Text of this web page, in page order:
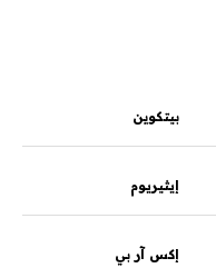
بيتكوين
إيثيريوم
إكس آر بي